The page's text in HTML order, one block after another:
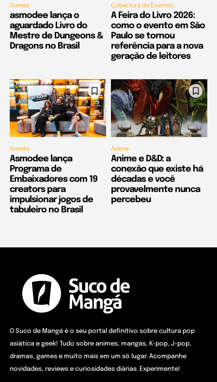
Games
asmodee lança o
aguardado Livro do
Mestre de Dungeons &
Dragons no Brasil
Cobertura de Eventos
A Feira do Livro 2026:
como o evento em São
Paulo se tornou
referência para a nova
geração de leitores
Games
Asmodee lança
Programa de
Embaixadores com 19
creators para
impulsionar jogos de
tabuleiro no Brasil
Anime
Anime e D&D: a
conexão que existe há
décadas e você
provavelmente nunca
percebeu
O Suco de Mangá é o seu portal definitivo sobre cultura pop
asiática e geek! Tudo sobre animes, mangás, K-pop, J-pop,
dramas, games e muito mais em um só lugar. Acompanhe
novidades, reviews e curiosidades diárias. Experimente!